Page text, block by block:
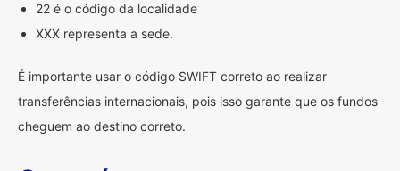
22 é o código da localidade
XXX representa a sede.
É importante usar o código SWIFT correto ao realizar
transferências internacionais, pois isso garante que os fundos
cheguem ao destino correto.